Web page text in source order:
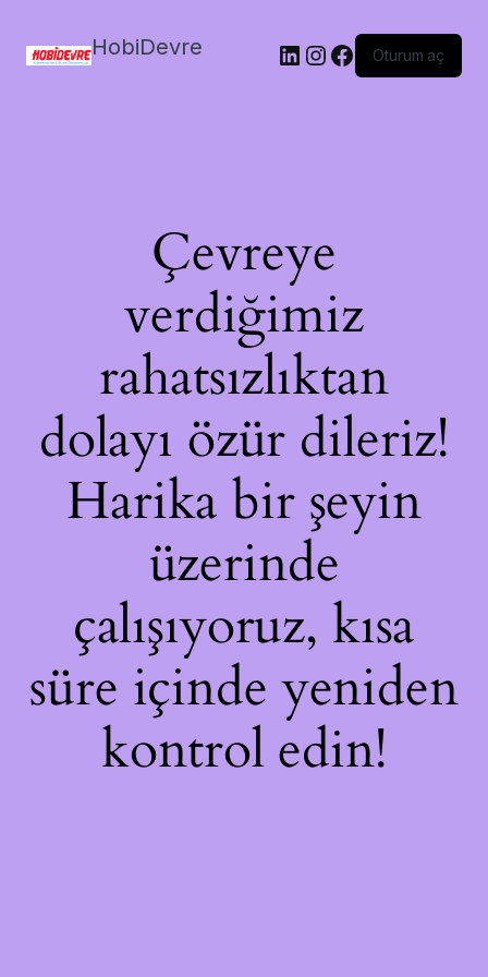
HobiDevre LinkedIn
Instagram
Facebook
Oturum aç
Çevreye
verdiğimiz
rahatsızlıktan
dolayı özür dileriz!
Harika bir şeyin
üzerinde
çalışıyoruz, kısa
süre içinde yeniden
kontrol edin!